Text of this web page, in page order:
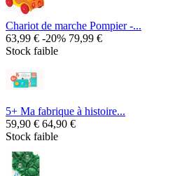
Chariot de marche Pompier -...
63,99 € -20% 79,99 €
Stock faible
5+ Ma fabrique à histoire...
59,90 € 64,90 €
Stock faible